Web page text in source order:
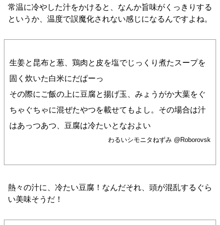
常温に冷やした汁をかけると、なんか旨味がくっきりする
というか、温度で誤魔化されない感じになるんですよね。
生姜と昆布と葱、鶏肉と皮を塩でじっくり煮たスープを
固く炊いた白米にだぱーっ
その際にご飯の上に豆腐と揚げ玉、みょうがか大葉をぐ
ちゃぐちゃに混ぜたやつを載せてもよし。その場合は汁
はあっつあつ、豆腐は冷たいとなおよい
わるいシモニタねずみ @Roborovsk
熱々の汁に、冷たい豆腐！なんだそれ、頭が混乱するぐら
い美味そうだ！